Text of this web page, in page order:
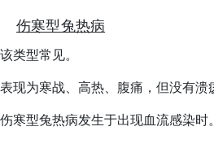
伤寒型兔热病
该类型常见。
表现为寒战、高热、腹痛，但没有溃
伤寒型兔热病发生于出现血流感染时